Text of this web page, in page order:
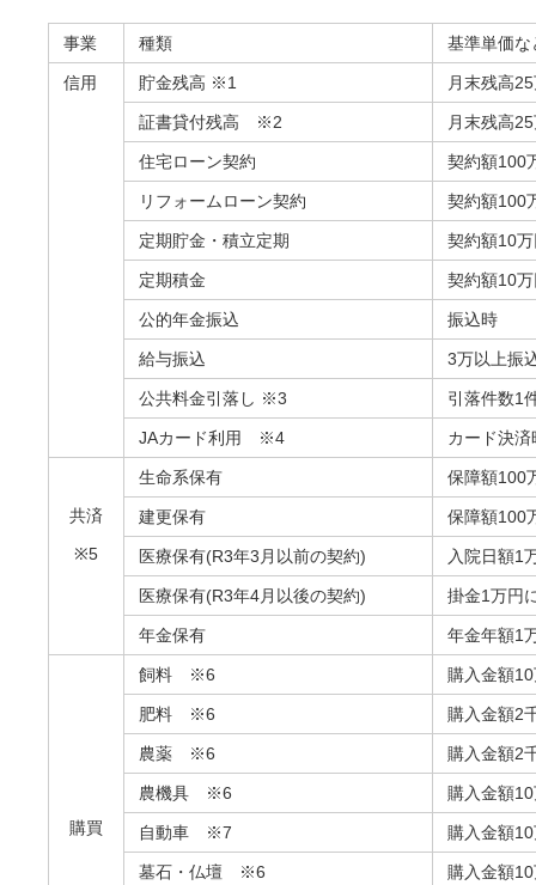
事業 種類 基準単価な
信用 貯金残高 ※1 月末残高
証書貸付残高 ※2 月末残高
住宅ローン契約 契約額100
リフォームローン契約 契約額100
定期貯金・積立定期 契約額10
定期積金 契約額10
公的年金振込 振込時
給与振込 3万以上振
公共料金引落し ※3 引落件数1
JAカード利用 ※4 カード決済
共済
※5
生命系保有 保障額100
建更保有 保障額100
医療保有(R3年3月以前の契約) 入院日額1
医療保有(R3年4月以後の契約) 掛金1万円
年金保有 年金年額1
購買
飼料 ※6 購入金額
肥料 ※6 購入金額2
農薬 ※6 購入金額2
農機具 ※6 購入金額
自動車 ※7 購入金額
墓石・仏壇 ※6 購入金額